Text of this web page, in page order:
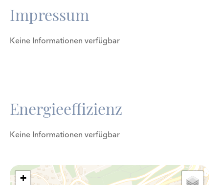
Impressum
Keine Informationen verfügbar
Energieeffizienz
Keine Informationen verfügbar
+